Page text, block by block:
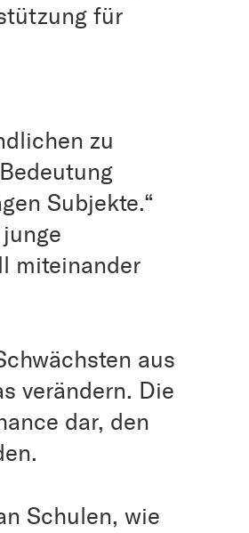
für
zu
Subjekte.“
miteinander
aus
verändern. Die
dar, den
Schulen, wie